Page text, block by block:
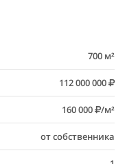
700 м²
112 000 000
160 000 /м²
от собственника